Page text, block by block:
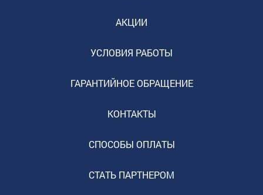
АКЦИИ
УСЛОВИЯ РАБОТЫ
ГАРАНТИЙНОЕ ОБРАЩЕНИЕ
КОНТАКТЫ
СПОСОБЫ ОПЛАТЫ
СТАТЬ ПАРТНЕРОМ